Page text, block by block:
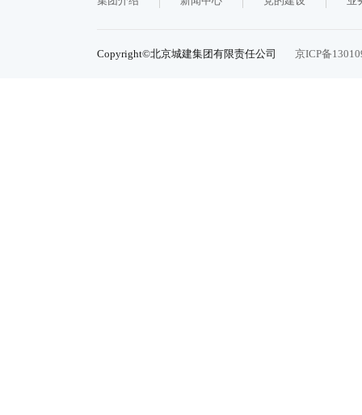
Copyright©北京城建集团有限责任公司 京ICP备